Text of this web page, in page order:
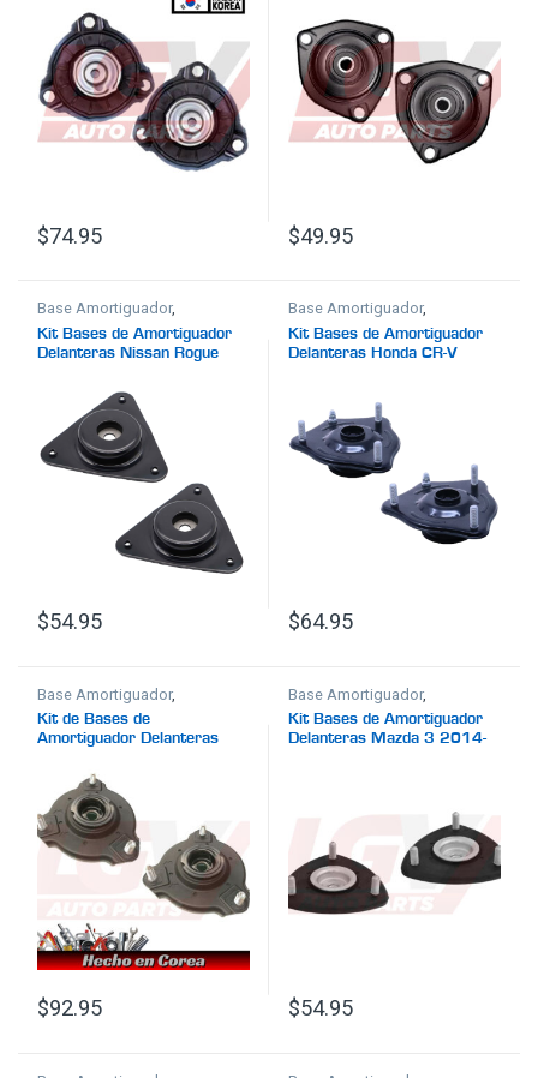
$74.95 $49.95
Base Amortiguador,
Suspensión
Kit Bases de Amortiguador
Delanteras Nissan Rogue
$54.95
Base Amortiguador,
Suspensión
Kit Bases de Amortiguador
Delanteras Honda CR-V
$64.95
Base Amortiguador,
Suspensión
Kit de Bases de
Amortiguador Delanteras
$92.95
Base Amortiguador,
Suspensión
Kit Bases de Amortiguador
Delanteras Mazda 3 2014-
$54.95